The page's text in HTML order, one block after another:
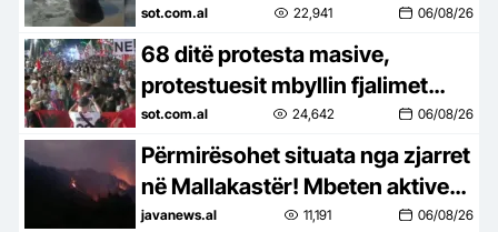
Ski në Zvërnec
sot.com.al 22,941 06/08/26
68 ditë protesta masive,
protestuesit mbyllin fjalimet
para Kryeministrisë, marshojnë
drejt Korpusit: Ju erdhi fundi!
sot.com.al 24,642 06/08/26
Përmirësohet situata nga zjarret
në Mallakastër! Mbeten aktive
10 vatra nga veriu në jug
javanews.al 11,191 06/08/26